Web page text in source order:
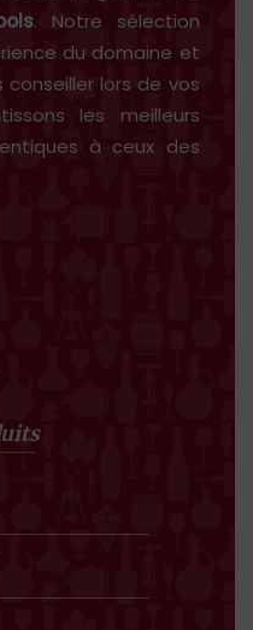
. Notre sélection
du domaine et
lors de vos
les meilleurs
à ceux des